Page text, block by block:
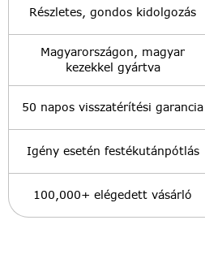
Részletes, gondos kidolgozás
Magyarországon, magyar
kezekkel gyártva
50 napos visszatérítési garancia
Igény esetén festékutánpótlás
100,000+ elégedett vásárló